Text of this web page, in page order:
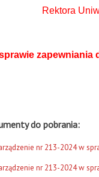
Rektora
zapewniania
do pobrania:
nr 213-2024 w
nr 213-2024 w